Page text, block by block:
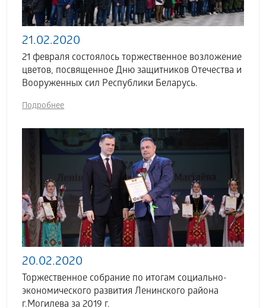
21.02.2020
21 февраля состоялось торжественное возложение
цветов, посвященное Дню защитников Отечества и
Вооруженных сил Республики Беларусь.
Подробнее
20.02.2020
Торжественное собрание по итогам социально-
экономического развития Ленинского района
г.Могилева за 2019 г.